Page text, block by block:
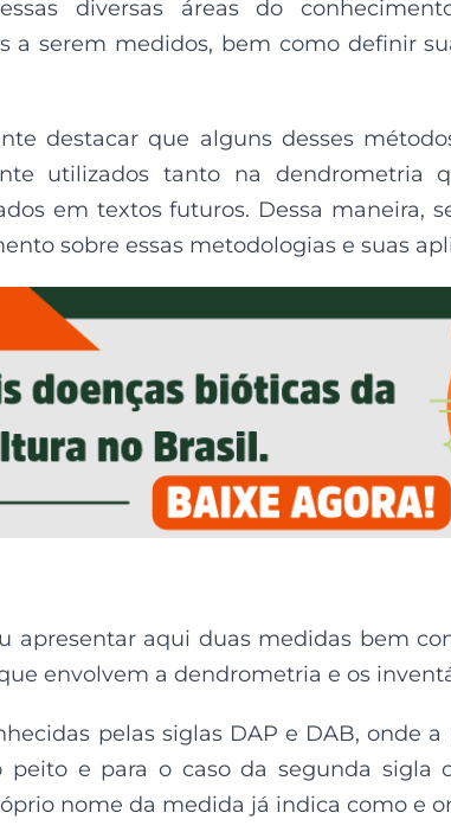
diversas áreas do
a serem medidos, bem como definir
destacar que alguns desses
utilizados tanto na dendrometria
em textos futuros. Dessa maneira,
sobre essas metodologias e suas
apresentar aqui duas medidas bem
envolvem a dendrometria e os
pelas siglas DAP e DAB, onde
peito e para o caso da segunda sigla
nome da medida já indica como e